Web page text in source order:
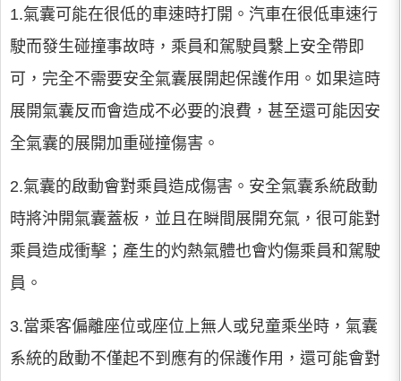
1.氣囊可能在很低的車速時打開。汽車在很低車速行
駛而發生碰撞事故時，乘員和駕駛員繫上安全帶即
可，完全不需要安全氣囊展開起保護作用。如果這時
展開氣囊反而會造成不必要的浪費，甚至還可能因安
全氣囊的展開加重碰撞傷害。
2.氣囊的啟動會對乘員造成傷害。安全氣囊系統啟動
時將沖開氣囊蓋板，並且在瞬間展開充氣，很可能對
乘員造成衝擊；產生的灼熱氣體也會灼傷乘員和駕駛
員。
3.當乘客偏離座位或座位上無人或兒童乘坐時，氣囊
系統的啟動不僅起不到應有的保護作用，還可能會對